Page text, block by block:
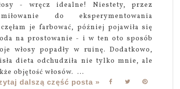
- wręcz idealne! Niestety, przez
do eksperymentowania
je farbować, później pojawiła się
na prostowanie - i w ten oto sposób
włosy popadły w ruinę. Dodatkowo,
dieta odchudziła nie tylko mnie, ale
objętość włosów. ...
dalszą część posta »